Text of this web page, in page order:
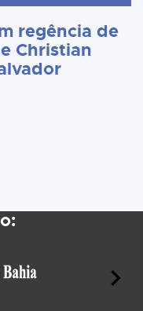
regência de
Christian